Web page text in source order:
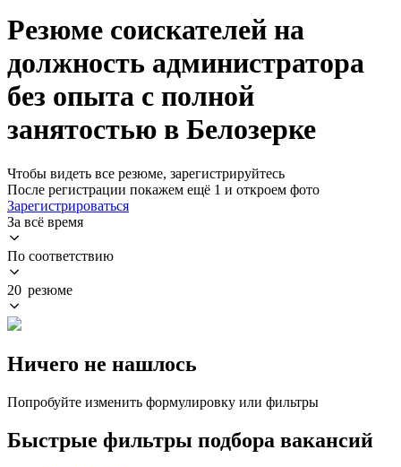
Резюме соискателей на
должность администратора
без опыта с полной
занятостью в Белозерке
Чтобы видеть все резюме, зарегистрируйтесь
После регистрации покажем ещё 1 и откроем фото
Зарегистрироваться
За всё время
По соответствию
20 резюме
Ничего не нашлось
Попробуйте изменить формулировку или фильтры
Быстрые фильтры подбора вакансий